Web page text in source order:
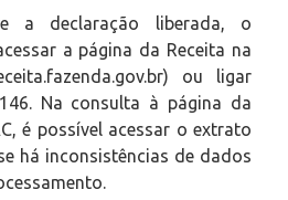
a declaração liberada, o
a página da Receita na
ou ligar
Na consulta à página da
é possível acessar o extrato
há inconsistências de dados